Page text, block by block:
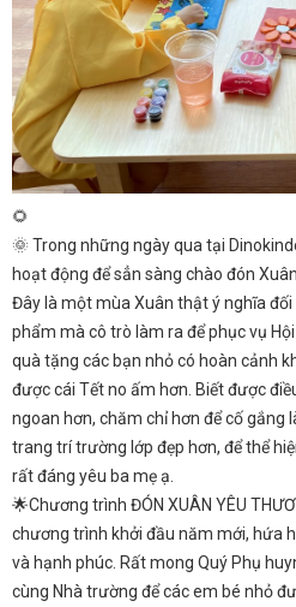
🌻
🌞 Trong những ngày qua tại
hoạt động để sẳn sàng chào đón
Đây là một mùa Xuân thật ý nghĩa
phẩm mà cô trò làm ra để phục vụ
quà tặng các bạn nhỏ có hoàn cảnh
được cái Tết no ấm hơn. Biết được
ngoan hơn, chăm chỉ hơn để cố gắng
trang trí trường lớp đẹp hơn, để thể
rất đáng yêu ba mẹ ạ.
🌟Chương trình ĐÓN XUÂN YÊU
chương trình khởi đầu năm mới, hứa
và hạnh phúc. Rất mong Quý Phụ
cùng Nhà trường để các em bé nhỏ